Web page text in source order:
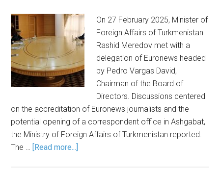
On 27 February 2025, Minister of
Foreign Affairs of Turkmenistan
Rashid Meredov met with a
delegation of Euronews headed
by Pedro Vargas David,
Chairman of the Board of
Directors. Discussions centered
on the accreditation of Euronews journalists and the
potential opening of a correspondent office in Ashgabat,
the Ministry of Foreign Affairs of Turkmenistan reported.
The … [Read more...]